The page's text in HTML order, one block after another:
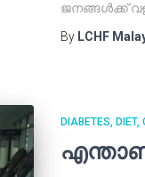
ജനങ്ങൾക്ക്
By LCHF
DIABETES DIET